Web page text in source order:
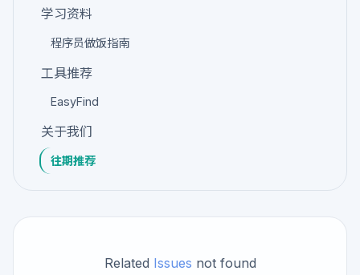
学习资料
程序员做饭指南
工具推荐
EasyFind
关于我们
往期推荐
Related Issues not found